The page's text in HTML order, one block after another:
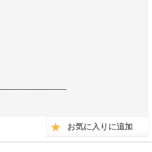
お気に入りに追加